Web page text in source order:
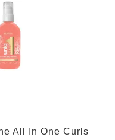
All In One Curls